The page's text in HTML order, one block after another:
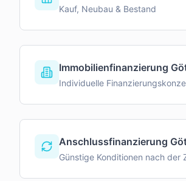
Kauf, Neubau & Bestand
Immobilienfinanzierung
Individuelle
Anschlussfinanzierung
Günstige Konditionen nach der